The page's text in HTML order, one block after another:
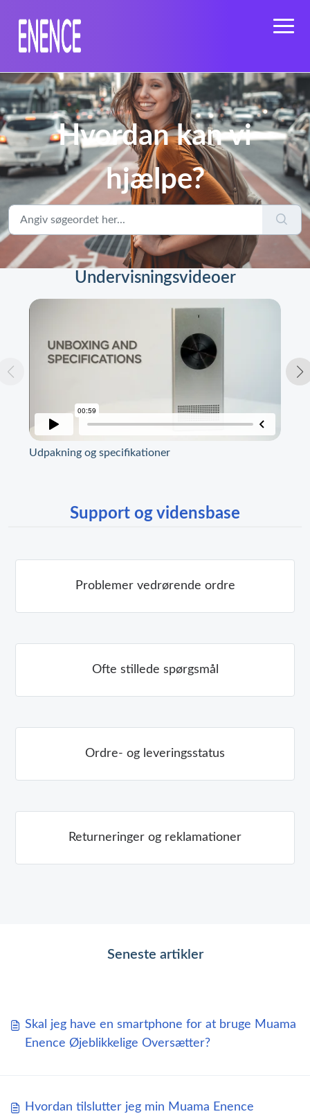
Hvordan kan vi
hjælpe?
Undervisningsvideoer
Udpakning og specifikationer
Support og vidensbase
Problemer vedrørende ordre
Ofte stillede spørgsmål
Ordre- og leveringsstatus
Returneringer og reklamationer
Seneste artikler
Skal jeg have en smartphone for at bruge Muama
Enence Øjeblikkelige Oversætter?
Hvordan tilslutter jeg min Muama Enence